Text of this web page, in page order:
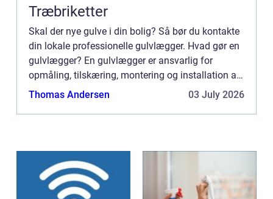
Træbriketter
Skal der nye gulve i din bolig? Så bør du kontakte
din lokale professionelle gulvlægger. Hvad gør en
gulvlægger? En gulvlægger er ansvarlig for
opmåling, tilskæring, montering og installation af
alle typer gulvbelægning. Dette kan omfatte
Thomas Andersen 03 July 2026